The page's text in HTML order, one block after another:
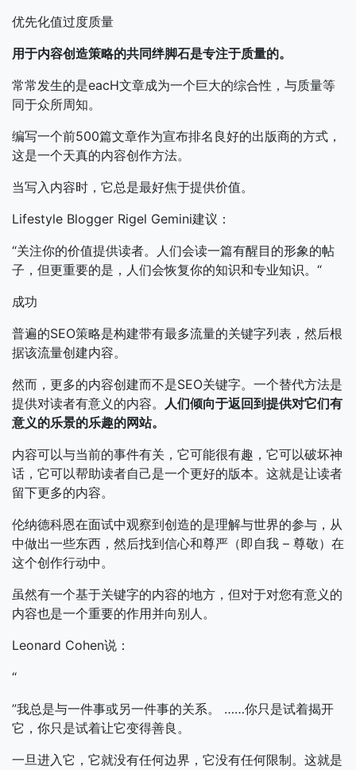
优先化值过度质量
用于内容创造策略的共同绊脚石是专注于质量的。
常常发生的是eacH文章成为一个巨大的综合性，与质量等
同于众所周知。
编写一个前500篇文章作为宣布排名良好的出版商的方式，
这是一个天真的内容创作方法。
当写入内容时，它总是最好焦于提供价值。
Lifestyle Blogger Rigel Gemini建议：
“关注你的价值提供读者。人们会读一篇有醒目的形象的帖
子，但更重要的是，人们会恢复你的知识和专业知识。“
成功
普遍的SEO策略是构建带有最多流量的关键字列表，然后根
据该流量创建内容。
然而，更多的内容创建而不是SEO关键字。一个替代方法是
提供对读者有意义的内容。 人们倾向于返回到提供对它们有
意义的乐景的乐趣的网站。
内容可以与当前的事件有关，它可能很有趣，它可以破坏神
话，它可以帮助读者自己是一个更好的版本。这就是让读者
留下更多的内容。
伦纳德科恩在面试中观察到创造的是理解与世界的参与，从
中做出一些东西，然后找到信心和尊严（即自我 – 尊敬）在
这个创作行动中。
虽然有一个基于关键字的内容的地方，但对于对您有意义的
内容也是一个重要的作用并向别人。
Leonard Cohen说：
“
”我总是与一件事或另一件事的关系。 ……你只是试着揭开
它，你只是试着让它变得善良。
一旦进入它，它就没有任何边界，它没有任何限制。这就是